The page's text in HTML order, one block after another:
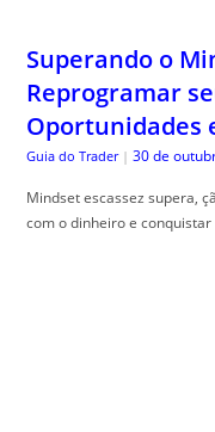
Superando o
Reprogramar
Oportunidades
Guia do Trader | 30 de
Mindset escassez supera,
com o dinheiro e